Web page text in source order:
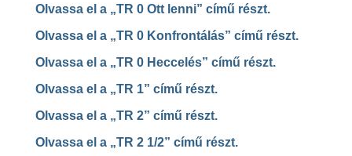
Olvassa el a „TR 0 Ott lenni” című részt.
Olvassa el a „TR 0 Konfrontálás” című részt.
Olvassa el a „TR 0 Heccelés” című részt.
Olvassa el a „TR 1” című részt.
Olvassa el a „TR 2” című részt.
Olvassa el a „TR 2 1/2” című részt.